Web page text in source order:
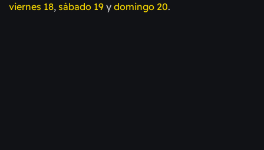
viernes 18, sábado 19 y domingo 20.